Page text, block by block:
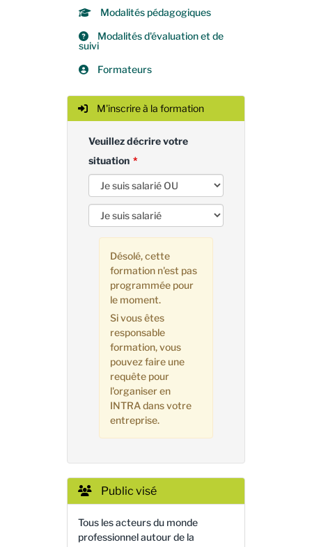
Modalités pédagogiques
Modalités d'évaluation et de
suivi
Formateurs
M'inscrire à la formation
Veuillez décrire votre
situation
Désolé, cette
formation n'est pas
programmée pour
le moment.
Si vous êtes
responsable
formation, vous
pouvez faire une
requête pour
l'organiser en
INTRA dans votre
entreprise.
Public visé
Tous les acteurs du monde
professionnel autour de la